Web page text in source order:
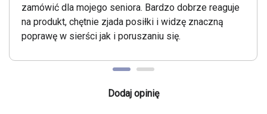
zamówić dla mojego seniora. Bardzo dobrze reaguje
na produkt, chętnie zjada posiłki i widzę znaczną
poprawę w sierści jak i poruszaniu się.
Dodaj opinię